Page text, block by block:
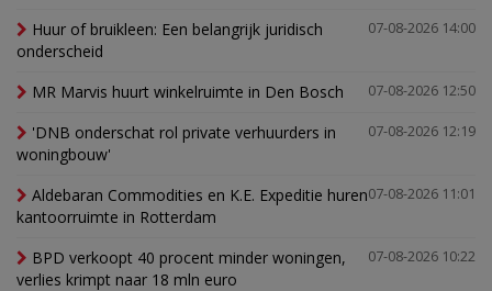
07-08-2026 14:00
Huur of bruikleen: Een belangrijk juridisch
onderscheid
07-08-2026 12:50
MR Marvis huurt winkelruimte in Den Bosch
07-08-2026 12:19
'DNB onderschat rol private verhuurders in
woningbouw'
07-08-2026 11:01
Aldebaran Commodities en K.E. Expeditie huren
kantoorruimte in Rotterdam
07-08-2026 10:22
BPD verkoopt 40 procent minder woningen,
verlies krimpt naar 18 mln euro